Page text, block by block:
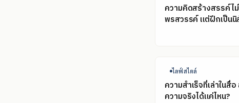
ความคิดสร้างสรรค์ไม่
พรสวรรค์ แต่ฝึกเป็นนิ
ไลฟ์สไตล์
ความสำเร็จที่เล่าในสื่
ความจริงได้แค่ไหน?